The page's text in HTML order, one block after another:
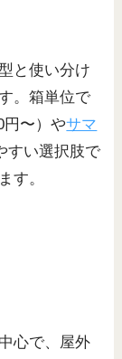
と使い分け
。箱単位で
円〜）やサマ
すい選択肢で
す。
心で、屋外